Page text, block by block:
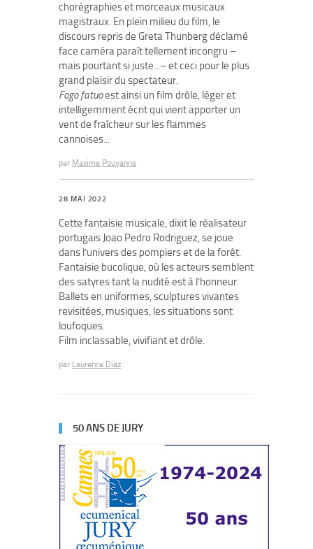
chorégraphies et morceaux musicaux
magistraux. En plein milieu du film, le
discours repris de Greta Thunberg déclamé
face caméra paraît tellement incongru –
mais pourtant si juste...– et ceci pour le plus
grand plaisir du spectateur.
Fogo fatuoest ainsi un film drôle, léger et
intelligemment écrit qui vient apporter un
vent de fraîcheur sur les flammes
cannoises...
par Maxime Pouyanne
28 MAI 2022
Cette fantaisie musicale, dixit le réalisateur
portugais Joao Pedro Rodriguez, se joue
dans l’univers des pompiers et de la forêt.
Fantaisie bucolique, où les acteurs semblent
des satyres tant la nudité est à l’honneur.
Ballets en uniformes, sculptures vivantes
revisitées, musiques, les situations sont
loufoques.
Film inclassable, vivifiant et drôle.
par Laurence Diaz
50 ANS DE JURY